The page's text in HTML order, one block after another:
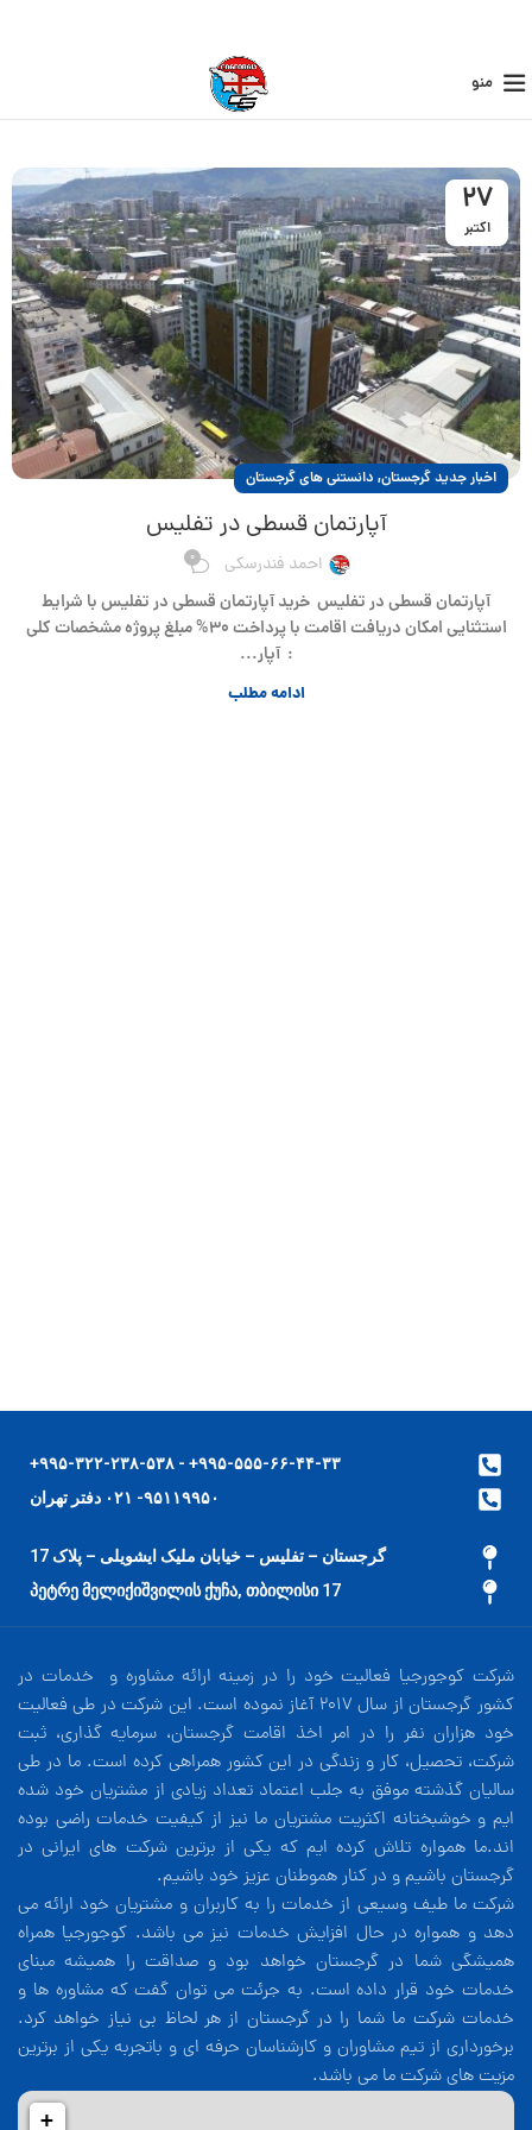
منو
27
اکتبر
اخبار جدید گرجستان, دانستنی های گرجستان
آپارتمان قسطی در تفلیس
احمد فندرسکی 0
آپارتمان قسطی در تفلیس خرید آپارتمان قسطی در تفلیس با شرایط
استثنایی امکان دریافت اقامت با پرداخت 30% مبلغ پروژه مشخصات کلی
: آپار...
ادامه مطلب
۹۹۵-۵۵۵-۶۶-۴۴-۳۳+ - ۹۹۵-۳۲۲-۲۳۸-۵۳۸+
۹۵۱۱۹۹۵۰- ۰۲۱ دفتر تهران
گرجستان – تفلیس – خیابان ملیک ایشویلی – پلاک 17
17 პეტრე მელიქიშვილის ქუჩა, თბილისი
شرکت کوجورجیا فعالیت خود را در زمینه ارائه مشاوره و خدمات در
کشور گرجستان از سال 2017 آغاز نموده است. این شرکت در طی فعالیت
خود هزاران نفر را در امر اخذ اقامت گرجستان، سرمایه گذاری، ثبت
شرکت، تحصیل، کار و زندگی در این کشور همراهی کرده است. ما در طی
سالیان گذشته موفق به جلب اعتماد تعداد زیادی از مشتریان خود شده
ایم و خوشبختانه اکثریت مشتریان ما نیز از کیفیت خدمات راضی بوده
اند.ما همواره تلاش کرده ایم که یکی از برترین شرکت های ایرانی در
گرجستان باشیم و در کنار هموطنان عزیز خود باشیم.
شرکت ما طیف وسیعی از خدمات را به کاربران و مشتریان خود ارائه می
دهد و همواره در حال افزایش خدمات نیز می باشد. کوجورجیا همراه
همیشگی شما در گرجستان خواهد بود و صداقت را همیشه مبنای
خدمات خود قرار داده است. به جرئت می توان گفت که مشاوره ها و
خدمات شرکت ما شما را در گرجستان از هر لحاظ بی نیاز خواهد کرد.
برخورداری از تیم مشاوران و کارشناسان حرفه ای و باتجربه یکی از برترین
مزیت های شرکت ما می باشد.
+